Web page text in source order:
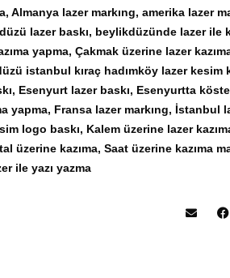
, Almanya lazer markıng, amerika lazer
lazer baskı, beylikdüzünde lazer ile
yapma, Çakmak üzerine lazer
istanbul kıraç hadımköy lazer kesim
, Esenyurt lazer baskı, Esenyurtta
yapma, Fransa lazer markıng, İstanbul
logo baskı, Kalem üzerine lazer
üzerine kazıma, Saat üzerine kazıma
ile yazı yazma